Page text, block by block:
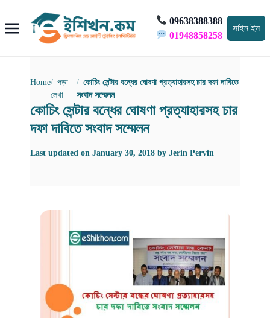
09638388388
01948858258
সাইন ইন
Home
পড়া
লেখা
কোচিং সেন্টার বন্ধের ঘোষণা প্রত্যাহারসহ চার দফা দাবিতে
সংবাদ সম্মেলন
কোচিং সেন্টার বন্ধের ঘোষণা প্রত্যাহারসহ চার
দফা দাবিতে সংবাদ সম্মেলন
Last updated on January 30, 2018 by Jerin Pervin